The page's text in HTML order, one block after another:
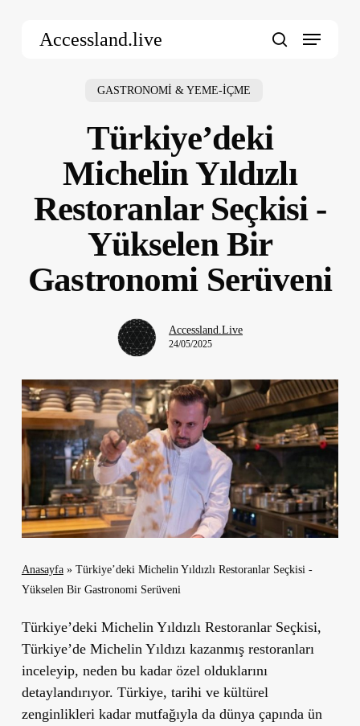
Accessland.live Menu
GASTRONOMİ & YEME-İÇME
Türkiye’deki
Michelin Yıldızlı
Restoranlar Seçkisi -
Yükselen Bir
Gastronomi Serüveni
Accessland.Live
24/05/2025
Anasayfa» Türkiye’deki Michelin Yıldızlı Restoranlar Seçkisi -
Yükselen Bir Gastronomi Serüveni
Türkiye’deki Michelin Yıldızlı Restoranlar Seçkisi,
Türkiye’de Michelin Yıldızı kazanmış restoranları
inceleyip, neden bu kadar özel olduklarını
detaylandırıyor. Türkiye, tarihi ve kültürel
zenginlikleri kadar mutfağıyla da dünya çapında ün